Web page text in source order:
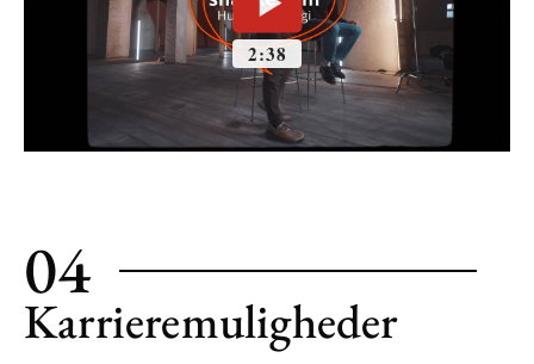
04
Karrieremuligheder